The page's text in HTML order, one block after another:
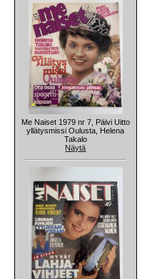
Me Naiset 1979 nr 7, Päivi Uitto
yllätysmissi Oulusta, Helena
Takalo
Näytä